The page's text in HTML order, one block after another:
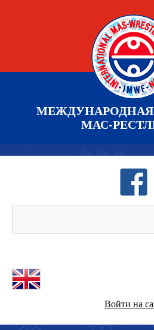
МЕЖДУНАРОДНАЯ
МАС-
Войти на